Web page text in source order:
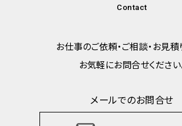
Contact
お仕事のご依頼・ご相談・お見積
お気軽にお問合せください
メールでのお問合せ